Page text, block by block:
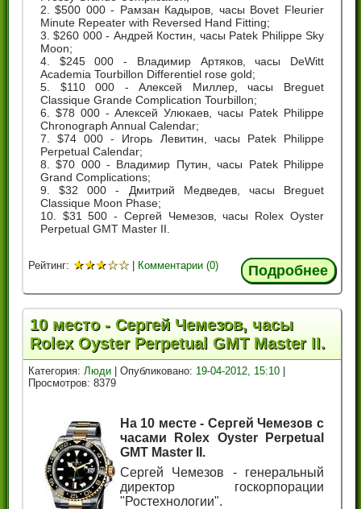
$500 000 - Рамзан Кадыров, часы Bovet Fleurier
Minute Repeater with Reversed Hand Fitting;
$260 000 - Андрей Костин, часы Patek Philippe Sky
Moon;
$245 000 - Владимир Артяков, часы DeWitt
Academia Tourbillon Differentiel rose gold;
$110 000 - Алексей Миллер, часы Breguet
Classique Grande Complication Tourbillon;
$78 000 - Алексей Улюкаев, часы Patek Philippe
Chronograph Annual Calendar;
$74 000 - Игорь Левитин, часы Patek Philippe
Perpetual Calendar;
$70 000 - Владимир Путин, часы Patek Philippe
Grand Complications;
$32 000 - Дмитрий Медведев, часы Breguet
Classique Moon Phase;
$31 500 - Сергей Чемезов, часы Rolex Oyster
Perpetual GMT Master II.
Рейтинг: ★★★☆☆ Комментарии (0) Подробнее
10 место - Сергей Чемезов, часы
Rolex Oyster Perpetual GMT Master II.
Категория:Люди | Опубликовано: 19-04-2012, 15:10
Просмотров: 8379
На 10 месте - Сергей Чемезов с
часами Rolex Oyster Perpetual
GMT Master II.
Сергей Чемезов - генеральный
директор госкорпорации
"Ростехнологии".